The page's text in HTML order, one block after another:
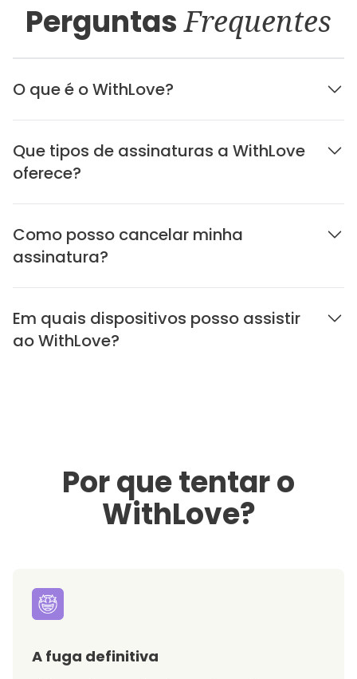
PerguntasFrequentes
O que é o WithLove?
Que tipos de assinaturas a WithLove
oferece?
Como posso cancelar minha
assinatura?
Em quais dispositivos posso assistir
ao WithLove?
Por que tentar o
WithLove?
A fuga definitiva